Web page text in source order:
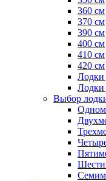
360 см
370 см
390 см
400 см
410 см
420 см
Лодки
Лодки
Выбор